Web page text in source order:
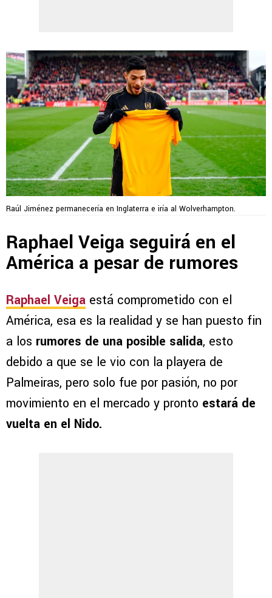
Raúl Jiménez permanecería en Inglaterra e iría al Wolverhampton.
Raphael Veiga seguirá en el
América a pesar de rumores
Raphael Veiga está comprometido con el
América, esa es la realidad y se han puesto fin
a los rumores de una posible salida, esto
debido a que se le vio con la playera de
Palmeiras, pero solo fue por pasión, no por
movimiento en el mercado y pronto estará de
vuelta en el Nido.